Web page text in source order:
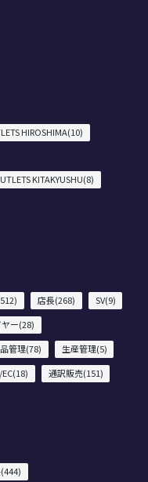
HIROSHIMA(10)
KITAKYUSHU(8)
店長(268)
SV(9)
ー(28)
管理(78)
生産管理(5)
通訳販売(151)